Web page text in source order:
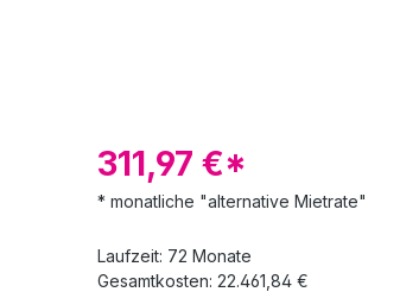
311,97 €*
* monatliche "alternative Mietrate"
Laufzeit: 72 Monate
Gesamtkosten: 22.461,84 €